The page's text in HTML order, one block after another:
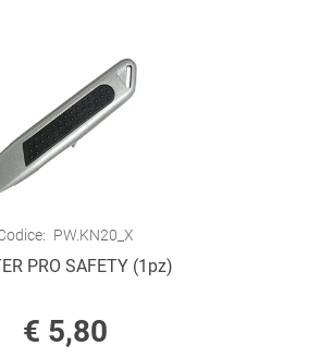
PW.KN20_X
PRO SAFETY (1pz)
€ 5,80